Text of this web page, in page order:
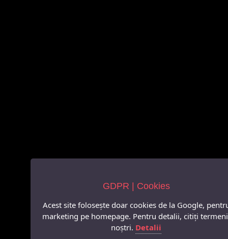
GDPR | Cookies
Acest site folosește doar cookies de la Google,
marketing pe homepage. Pentru detalii, citiți
noștri. Detalii